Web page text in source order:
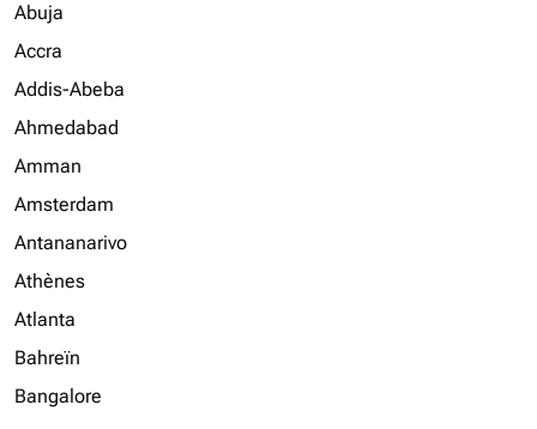
Abuja
Accra
Addis-Abeba
Ahmedabad
Amman
Amsterdam
Antananarivo
Athènes
Atlanta
Bahreïn
Bangalore